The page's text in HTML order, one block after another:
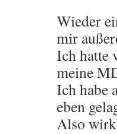
Wieder
mir
Ich hatte
meine
Ich habe
eben
Also